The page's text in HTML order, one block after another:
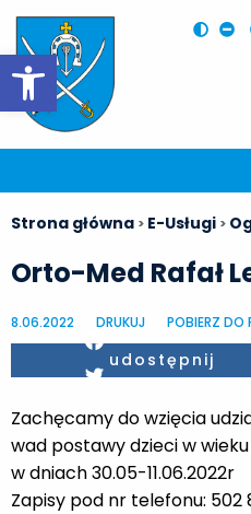
Otwórz pasek narzędzi
Strona główna > E-Usługi >
Orto-Med Rafał
8.06.2022 DRUKUJ POBIERZ DO
Twitter
udostępnij
Zachęcamy do wzięcia
wad postawy dzieci w
w dniach 30.05-11.06.2022r
Zapisy pod nr telefonu: 502